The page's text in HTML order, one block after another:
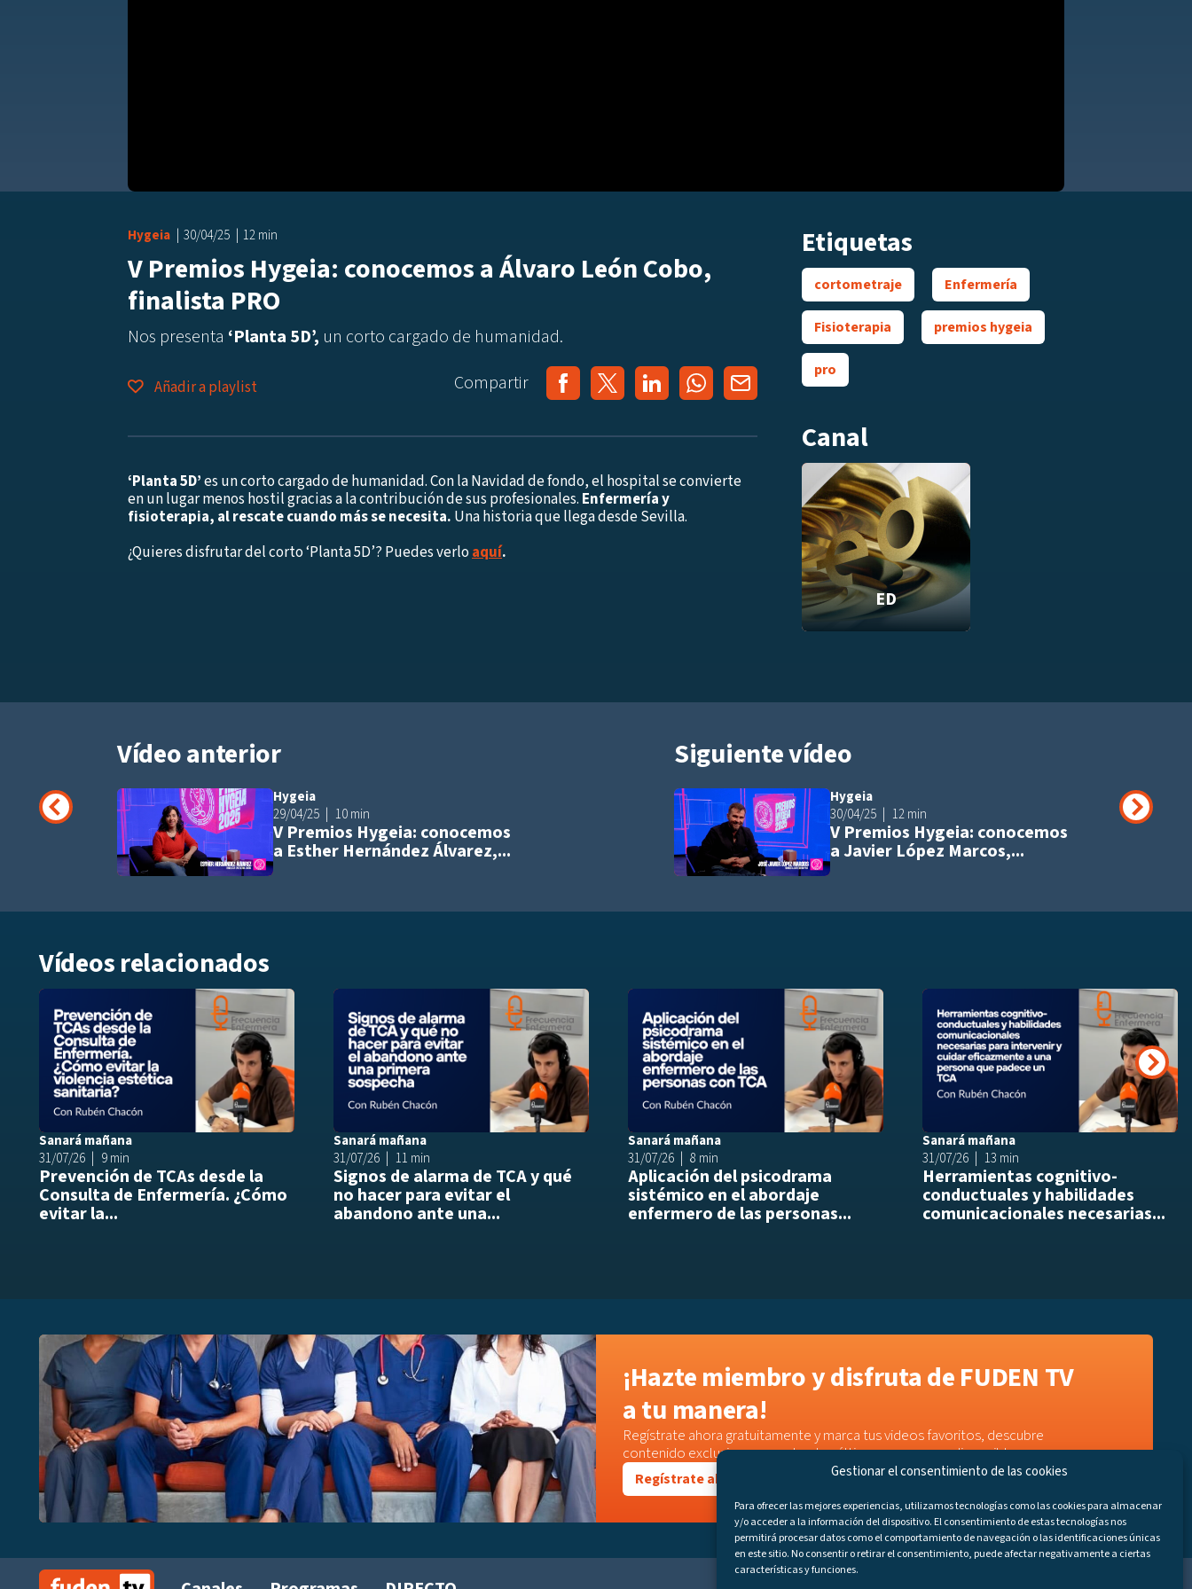
Gestionar el consentimiento de las cookies
Para ofrecer las mejores experiencias, utilizamos tecnologías como las cookies para almacenar
y/o acceder a la información del dispositivo. El consentimiento de estas tecnologías nos
permitirá procesar datos como el comportamiento de navegación o las identificaciones únicas
en este sitio. No consentir o retirar el consentimiento, puede afectar negativamente a ciertas
características y funciones.
Hygeia 30/04/25 12 min
V Premios Hygeia: conocemos a Álvaro León Cobo,
finalista PRO
Nos presenta ‘Planta 5D’, un corto cargado de humanidad.
Añadir a playlist Compartir
‘Planta 5D’es un corto cargado de humanidad. Con la Navidad de fondo, el hospital se convierte
en un lugar menos hostil gracias a la contribución de sus profesionales. Enfermería y
fisioterapia, al rescate cuando más se necesita. Una historia que llega desde Sevilla.
¿Quieres disfrutar del corto ‘Planta 5D’? Puedes verloaquí.
Etiquetas
cortometraje Enfermería
Fisioterapia premios hygeia
pro
Canal
ED
Vídeo anterior
Hygeia
29/04/25
10 min
V Premios Hygeia: conocemos
a Esther Hernández Álvarez,...
Siguiente vídeo
Añadir a
Hygeia
30/04/25
12 min
V Premios Hygeia: conocemos
a Javier López Marcos,...
Vídeos relacionados
Añadir a playlist
Sanará mañana
31/07/26
9 min
Prevención de TCAs desde la
Consulta de Enfermería. ¿Cómo
evitar la...
Añadir a playlist
Sanará mañana
31/07/26
11 min
Signos de alarma de TCA y qué
no hacer para evitar el
abandono ante una...
Añadir a playlist
Sanará mañana
31/07/26
8 min
Aplicación del psicodrama
sistémico en el abordaje
enfermero de las personas...
Sanará mañana
31/07/26
13 min
Herramientas cognitivo-
conductuales y habilidades
comunicacionales necesarias...
¡Hazte miembro y disfruta de FUDEN TV
a tu manera!
Regístrate ahora gratuitamente y marca tus videos favoritos, descubre
contenido exclusivo o accede a los últimos programas disponibles.
Regístrate ahora